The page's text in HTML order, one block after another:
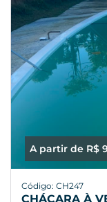
A partir de R$
Código: CH247
CHÁCARA À